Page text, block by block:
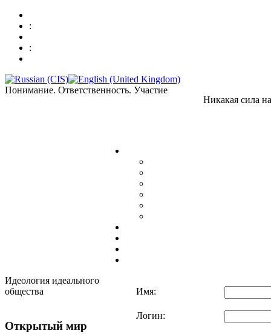
:
:
Понимание. Ответственность. Участие
Никакая сила
Идеология идеального
общества
Открытый мир
Имя:
Логин: